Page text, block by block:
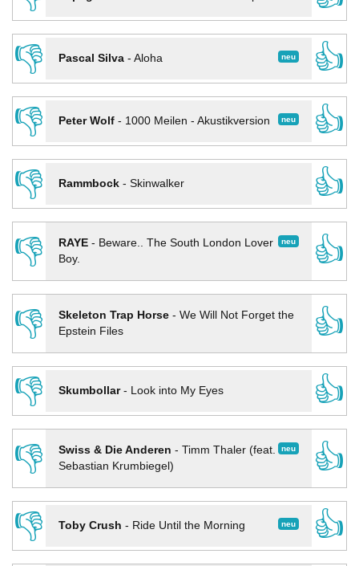
👎
neu
Pascal Silva- Aloha
👍
👎
neu
Peter Wolf- 1000 Meilen - Akustikversion
👍
👎
Rammbock- Skinwalker
👍
👎
neu
RAYE- Beware.. The South London Lover
Boy.
👍
👎 Skeleton Trap Horse- We Will Not Forget the
Epstein Files
👍
👎
Skumbollar- Look into My Eyes
👍
👎
neu
Swiss & Die Anderen - Timm Thaler (feat.
Sebastian Krumbiegel)
👍
👎
neu
Toby Crush - Ride Until the Morning
👍